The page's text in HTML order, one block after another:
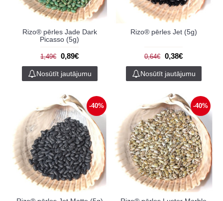
Rizo® pērles Jade Dark
Picasso (5g)
1,49€ 0,89€
Nosūtīt jautājumu
Rizo® pērles Jet (5g)
0,64€ 0,38€
Nosūtīt jautājumu
-40% -40%